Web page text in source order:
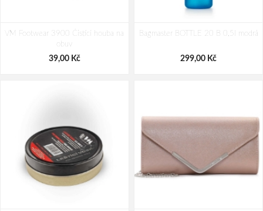
VM Footwear 3900 Čistící houba na
obuv
39,00 Kč
Bagmaster BOTTLE 20 B 0,5l modrá
299,00 Kč